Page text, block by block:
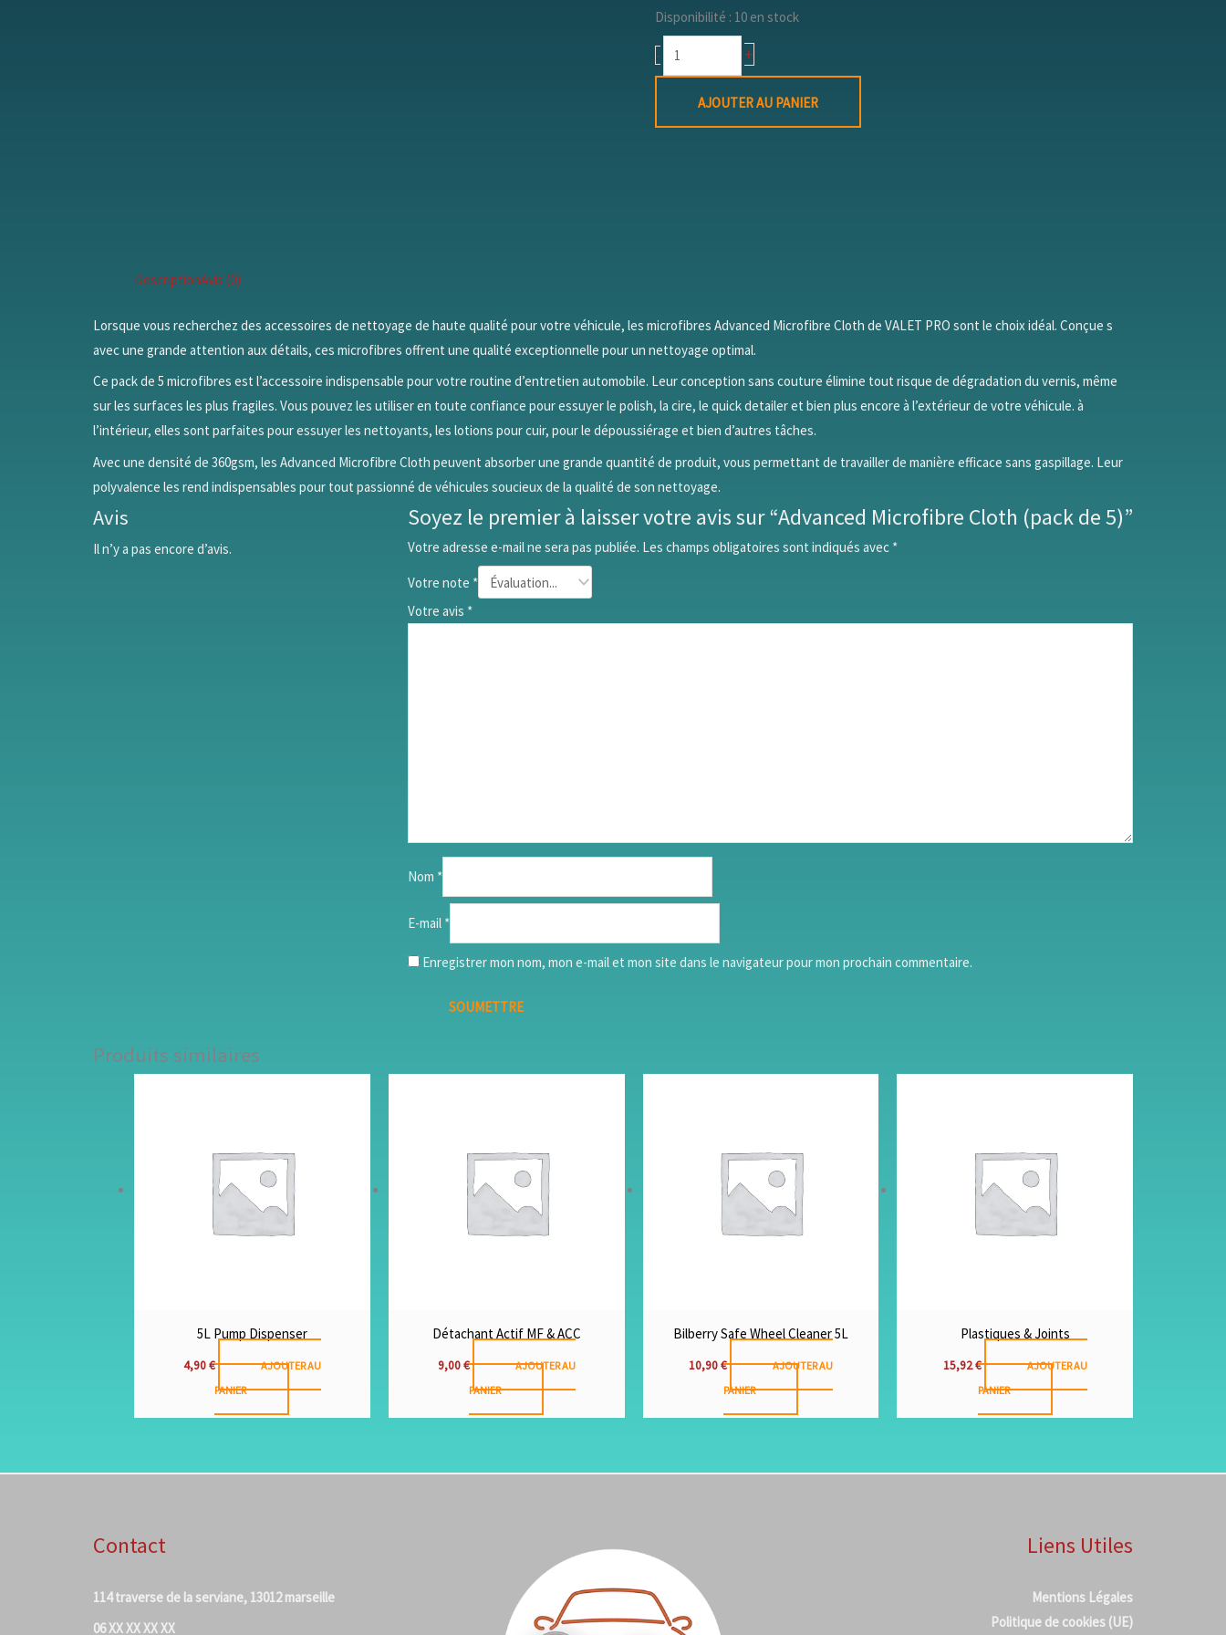
Disponibilité : 10 en stock
- +
AJOUTER AU PANIER
DescriptionAvis (0)
Lorsque vous recherchez des accessoires de nettoyage de haute qualité pour votre véhicule, les microfibres Advanced Microfibre Cloth de VALET PRO sont le choix idéal. Conçue s
avec une grande attention aux détails, ces microfibres offrent une qualité exceptionnelle pour un nettoyage optimal.
Ce pack de 5 microfibres est l’accessoire indispensable pour votre routine d’entretien automobile. Leur conception sans couture élimine tout risque de dégradation du vernis, même
sur les surfaces les plus fragiles. Vous pouvez les utiliser en toute confiance pour essuyer le polish, la cire, le quick detailer et bien plus encore à l’extérieur de votre véhicule. à
l’intérieur, elles sont parfaites pour essuyer les nettoyants, les lotions pour cuir, pour le dépoussiérage et bien d’autres tâches.
Avec une densité de 360gsm, les Advanced Microfibre Cloth peuvent absorber une grande quantité de produit, vous permettant de travailler de manière efficace sans gaspillage. Leur
polyvalence les rend indispensables pour tout passionné de véhicules soucieux de la qualité de son nettoyage.
Avis
Il n’y a pas encore d’avis.
Soyez le premier à laisser votre avis sur “Advanced Microfibre Cloth (pack de 5)”
Votre adresse e-mail ne sera pas publiée. Les champs obligatoires sont indiqués avec *
Votre note *
Votre avis *
Nom *
E-mail *
Enregistrer mon nom, mon e-mail et mon site dans le navigateur pour mon prochain commentaire.
Produits similaires
5L Pump Dispenser
4,90€
AJOUTER AU
PANIER
Détachant Actif MF & ACC
9,00€
AJOUTER AU
PANIER
Bilberry Safe Wheel Cleaner 5L
10,90€
AJOUTER AU
PANIER
Plastiques & Joints
15,92€
AJOUTER AU
PANIER
Contact
114 traverse de la serviane, 13012 marseille
06 XX XX XX XX
Liens Utiles
Mentions Légales
Politique de cookies (UE)